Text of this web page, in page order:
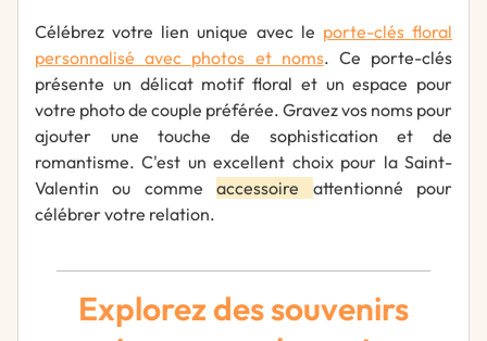
Célébrez votre lien unique avec le porte-clés floral
personnalisé avec photos et noms. Ce porte-clés
présente un délicat motif floral et un espace pour
votre photo de couple préférée. Gravez vos noms pour
ajouter une touche de sophistication et de
romantisme. C'est un excellent choix pour la Saint-
Valentin ou commeaccessoire attentionné pour
célébrer votre relation.
Explorez des souvenirs